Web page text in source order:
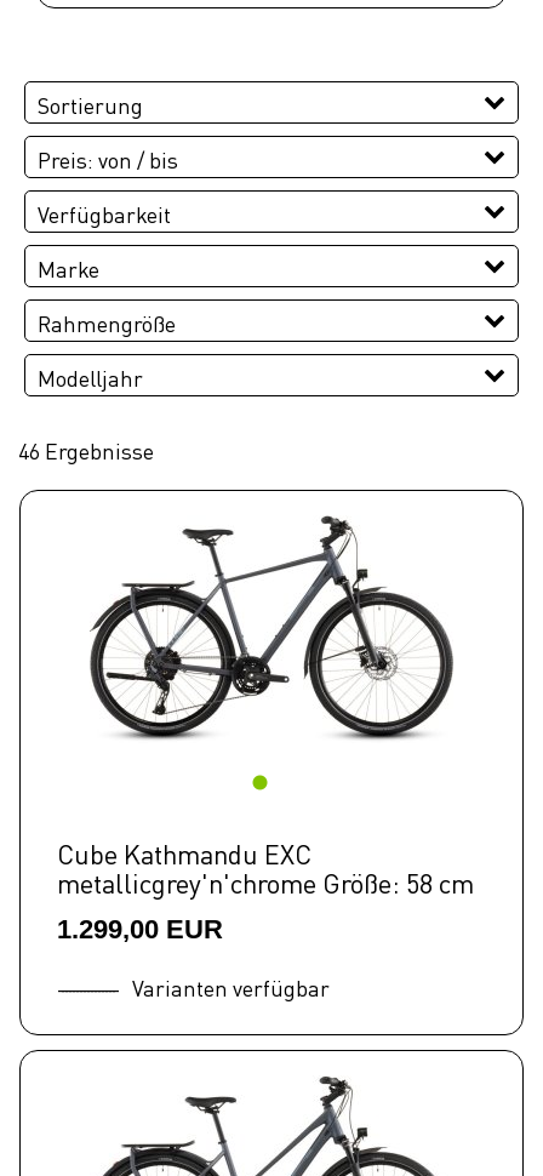
Sortierung
Preis: von / bis
EUR
EUR
PREISFILTER ANWENDEN
Verfügbarkeit
Marke
CUBE
Rahmengröße
46 cm
Modelljahr
46 Ergebnisse
Cube Kathmandu EXC
metallicgrey'n'chrome Größe: 58 cm
1.299,00 EUR
Varianten verfügbar